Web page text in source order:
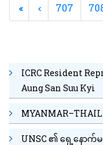
707
ICRC Resident
Aung San Suu Kyi
UNSC ၏ ရှေ့နော